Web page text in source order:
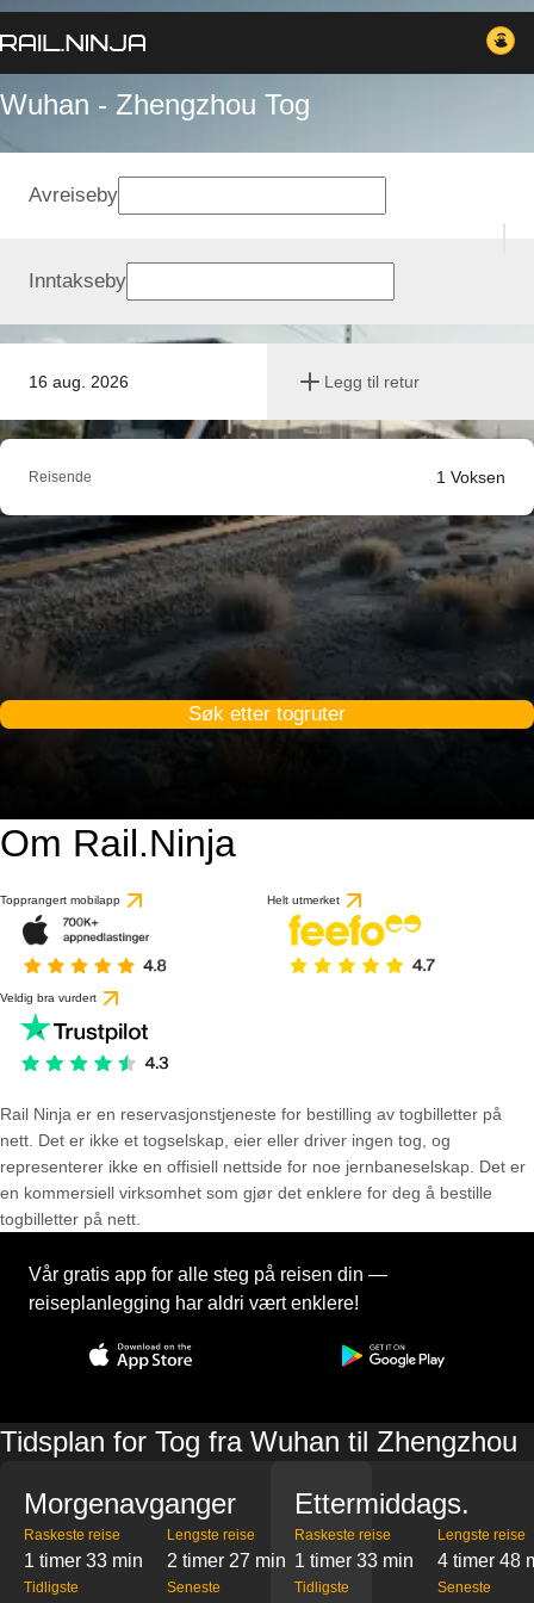
Wuhan - Zhengzhou Tog
16 aug. 2026 Legg til retur
Avreiseby
Inntakseby
Reisende 1 Voksen
Søk etter togruter
Om Rail.Ninja
Topprangert mobilapp Helt utmerket
Veldig bra vurdert
Rail Ninja er en reservasjons­tjeneste for bestilling av togbilletter på
nett. Det er ikke et togselskap, eier eller driver ingen tog, og
representerer ikke en offisiell nettside for noe jernbaneselskap. Det er
en kommersiell virksomhet som gjør det enklere for deg å bestille
togbilletter på nett.
Vår gratis app for alle steg på reisen din —
reiseplanlegging har aldri vært enklere!
Tidsplan for Tog fra Wuhan til Zhengzhou
Morgenavganger
Raskeste reise
1 timer 33 min
Lengste reise
2 timer 27 min
Tidligste Seneste
Ettermiddags.
Raskeste reise
1 timer 33 min
Lengste reise
4 timer 48
Tidligste Seneste